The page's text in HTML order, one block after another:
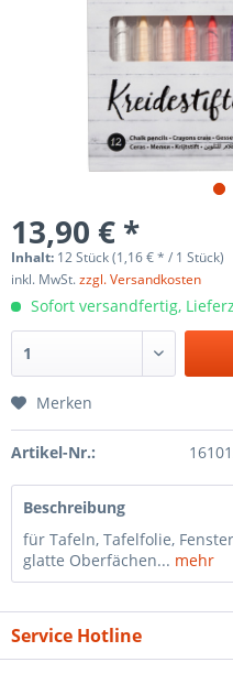
13,90 € *
Inhalt: 12 Stück (1,16 € * / 1 Stück)
inkl. MwSt.zzgl. Versandkosten
Sofort versandfertig,
Merken
Artikel-Nr.:
Beschreibung
für Tafeln, Tafelfolie,
glatte Oberfächen... mehr
Service Hotline